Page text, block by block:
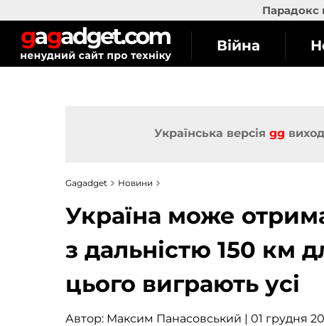
Парадокс
Війна
Українська версія gg
Gagadget Новини
Україна може
з дальністю 150 км
цього виграють усі
Автор: Максим Панасовський | 01 грудня